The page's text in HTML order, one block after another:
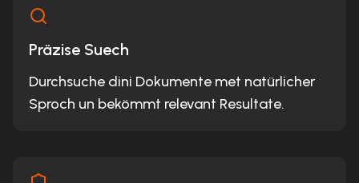
Präzise Suech
Durchsuche dini Dokumente met natürlicher
Sproch un bekömmt relevant Resultate.